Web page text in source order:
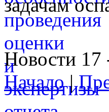
задачам
Новости 17
Начало|